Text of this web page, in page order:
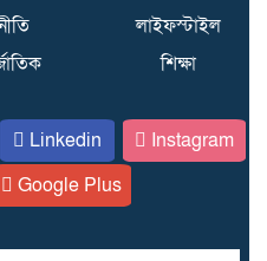
নির্বাহী প্রকৌশলী
অভিযোগ
গেরিলা সংগঠন’-এর
লাইফস্টাইল
শিক্ষা
Linkedin
Instagram
Google Plus